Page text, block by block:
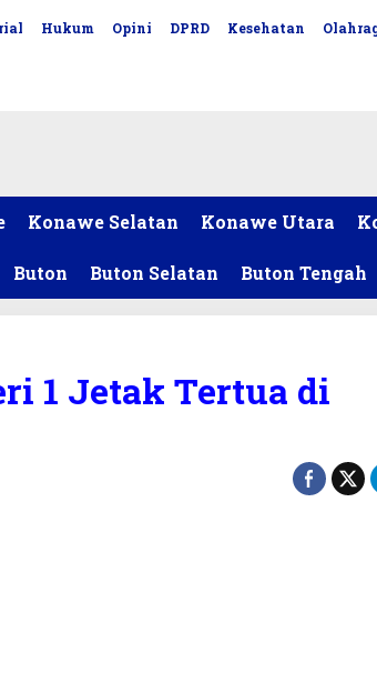
Hukum Opini DPRD Kesehatan
Konawe Selatan Konawe Utara
Buton Buton Selatan Buton Tengah
1 Jetak Tertua di